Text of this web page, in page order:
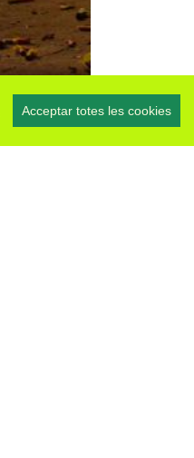
Acceptar totes les cookies